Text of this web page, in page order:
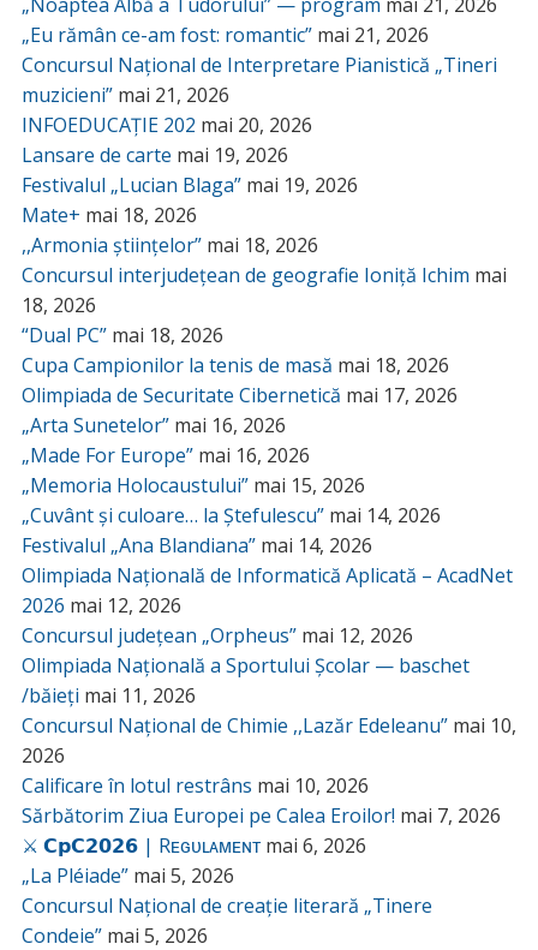
„Eu rămân ce-am fost: romantic” mai 21, 2026
Concursul Național de Interpretare Pianistică „Tineri
muzicieni” mai 21, 2026
INFOEDUCAȚIE 202 mai 20, 2026
Lansare de carte mai 19, 2026
Festivalul „Lucian Blaga” mai 19, 2026
Mate+ mai 18, 2026
,,Armonia științelor” mai 18, 2026
Concursul interjudețean de geografie Ioniță Ichim mai
18, 2026
“Dual PC” mai 18, 2026
Cupa Campionilor la tenis de masă mai 18, 2026
Olimpiada de Securitate Cibernetică mai 17, 2026
„Arta Sunetelor” mai 16, 2026
„Made For Europe” mai 16, 2026
„Memoria Holocaustului” mai 15, 2026
„Cuvânt și culoare… la Ștefulescu” mai 14, 2026
Festivalul „Ana Blandiana” mai 14, 2026
Olimpiada Națională de Informatică Aplicată – AcadNet
2026 mai 12, 2026
Concursul județean „Orpheus” mai 12, 2026
Olimpiada Națională a Sportului Școlar — baschet
/băieți mai 11, 2026
Concursul Național de Chimie ,,Lazăr Edeleanu” mai 10,
2026
Calificare în lotul restrâns mai 10, 2026
Sărbătorim Ziua Europei pe Calea Eroilor! mai 7, 2026
⚔️ 𝗖𝗽𝗖𝟮𝟬𝟮𝟲 | Rᴇɢᴜʟᴀᴍᴇɴᴛ mai 6, 2026
„La Pléiade” mai 5, 2026
Concursul Național de creație literară „Tinere
Condeie” mai 5, 2026